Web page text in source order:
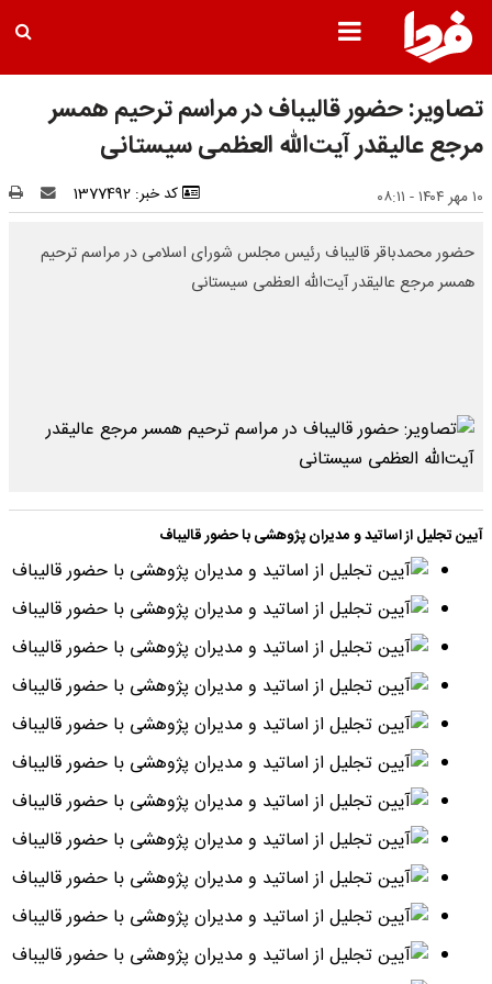
تصاویر: حضور قالیباف در مراسم ترحیم همسر
مرجع عالیقدر آیت‌الله العظمی سیستانی
۱۰ مهر ۱۴۰۴ - ۰۸:۱۱ کد خبر: 1377492
حضور محمدباقر قالیباف رئیس مجلس شورای اسلامی در مراسم ترحیم
همسر مرجع عالیقدر آیت‌الله العظمی سیستانی
آیین تجلیل از اساتید و مدیران پژوهشی با حضور قالیباف